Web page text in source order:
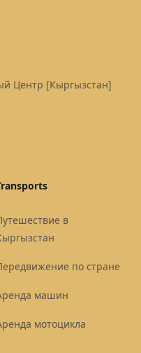
Центр [Кыргызстан]
в
по стране
машин
мотоцикла